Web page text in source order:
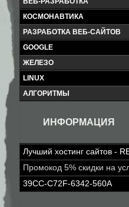
КОСМОНАВТИКА
РАЗРАБОТКА ВЕБ-САЙТОВ
GOOGLE
ЖЕЛЕЗО
LINUX
АЛГОРИТМЫ
ИНФОРМАЦИЯ
Лучший хостинг сайтов -
Промокод 5% скидки на
39CC-C72F-6342-560A